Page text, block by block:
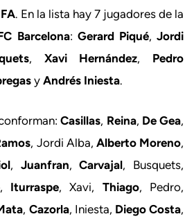
. En la lista hay 7 jugadores de la
Barcelona: Gerard Piqué, Jordi
, Xavi Hernández, Pedro
y Andrés Iniesta.
Casillas, Reina, De Gea,
, Jordi Alba, Alberto Moreno,
, Juanfran,Carvajal, Busquets,
, Iturraspe, Xavi, Thiago, Pedro,
, Cazorla, Iniesta, Diego Costa,